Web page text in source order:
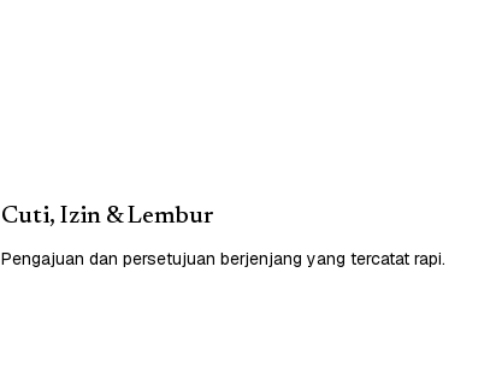
Cuti, Izin & Lembur
Pengajuan dan persetujuan berjenjang yang tercatat rapi.